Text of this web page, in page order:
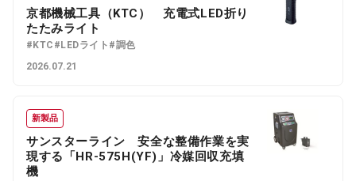
京都機械工具（KTC） 充電式LED折り
たたみライト
#KTC #LEDライト #調色
2026.07.21
新製品
サンスターライン 安全な整備作業を実
現する「HR-575H(YF)」冷媒回収充填
機